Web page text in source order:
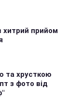
хитрий прийом
та хрусткою
з фото від